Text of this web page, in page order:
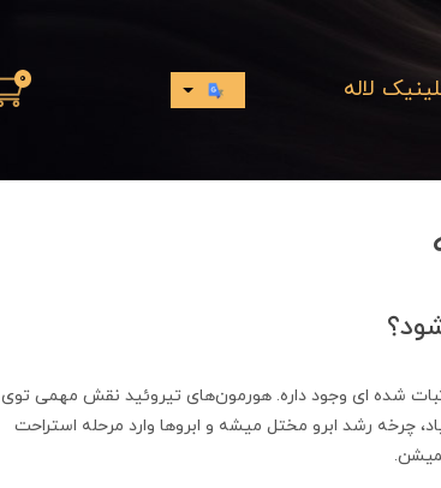
لاله 0
شده ای وجود داره. هورمون‌های تیروئید نقش مهمی توی
چرخه رشد ابرو مختل میشه و ابروها وارد مرحله استراحت